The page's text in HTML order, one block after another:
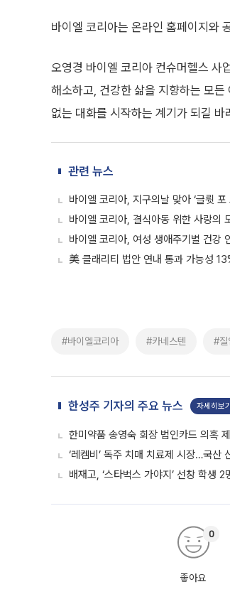
바이엘 코리아는 온라인 홈페이지와
오영경 바이엘 코리아 컨슈머헬스 사
해소하고, 건강한 삶을 지향하는 모
없는 대화를 시작하는 계기가 되길
관련 뉴스
바이엘 코리아, 지구의날 맞아 ‘글륏 포
바이엘 코리아, 결식아동 위한 사랑의
바이엘 코리아, 여성 생애주기별 건강
美 클래리티 법안 연내 통과 가능성
#바이엘코리아 #카네스텐 #질
한성주 기자의 주요 뉴스 자세히보기
한미약품 송영숙 회장 법인카드 의혹
‘레켐비’ 독주 치매 치료제 시장…국산
배재고, ‘스타벅스 가야지’ 선창 학생 2
좋아요
0